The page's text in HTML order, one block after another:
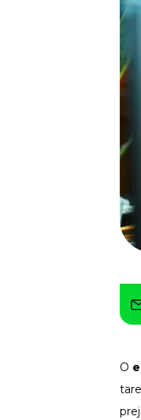
Saiba como
Para o
Imprensa
VR na Imprensa
Todos os
Explore o
Para
Eleve os
Gestão de
Capacitação
Fortaleça a
O